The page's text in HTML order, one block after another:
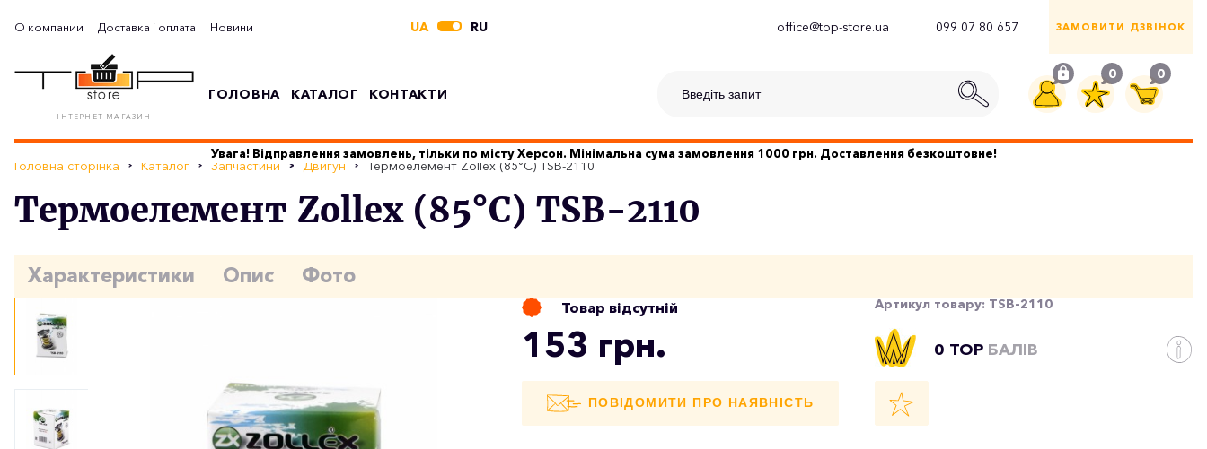
О компании Доставка і оплата Новини UA RU office@top-store.ua 099 07 80 657 ЗАМОВИТИ ДЗВІНОК
- ІНТЕРНЕТ МАГАЗИН -
ГОЛОВНА КАТАЛОГ КОНТАКТИ
0 0
Увага! Відправлення замовлень, тільки по місту Херсон. Мінімальна сума замовлення 1000 грн. Доставлення безкоштовне!
Головна сторінка Каталог Запчастини Двигун Термоелемент Zollex (85°C) TSB-2110
Термоелемент Zollex (85°C) TSB-2110
Характеристики Опис Фото
Товар відсутній Артикул товару: TSB-2110
153 грн. 0 TOP БАЛІВ
ПОВІДОМИТИ ПРО НАЯВНІСТЬ